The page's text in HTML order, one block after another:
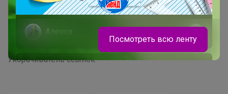
Picabox.ru - Лучшее место для ваших изображений
Розыгрыш - Генератор случайных чисел
Пульс нашего маркетплейса
Укорачиватель ссылок
Алекса
Именные термонаклейки на одежду
Посмотреть всю ленту